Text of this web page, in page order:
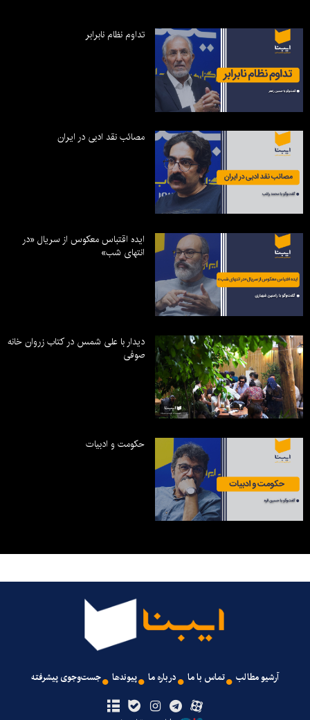
تداوم نظام نابرابر
مصائب نقد ادبی در ایران
ایده اقتباس معکوس از سریال «در
انتهای شب»
دیدار با علی شمس در کتاب زروان خانه
صوفی
حکومت و ادبیات
آرشیو مطالب تماس با ما درباره ما پیوندها جست‌وجوی پیشرفته